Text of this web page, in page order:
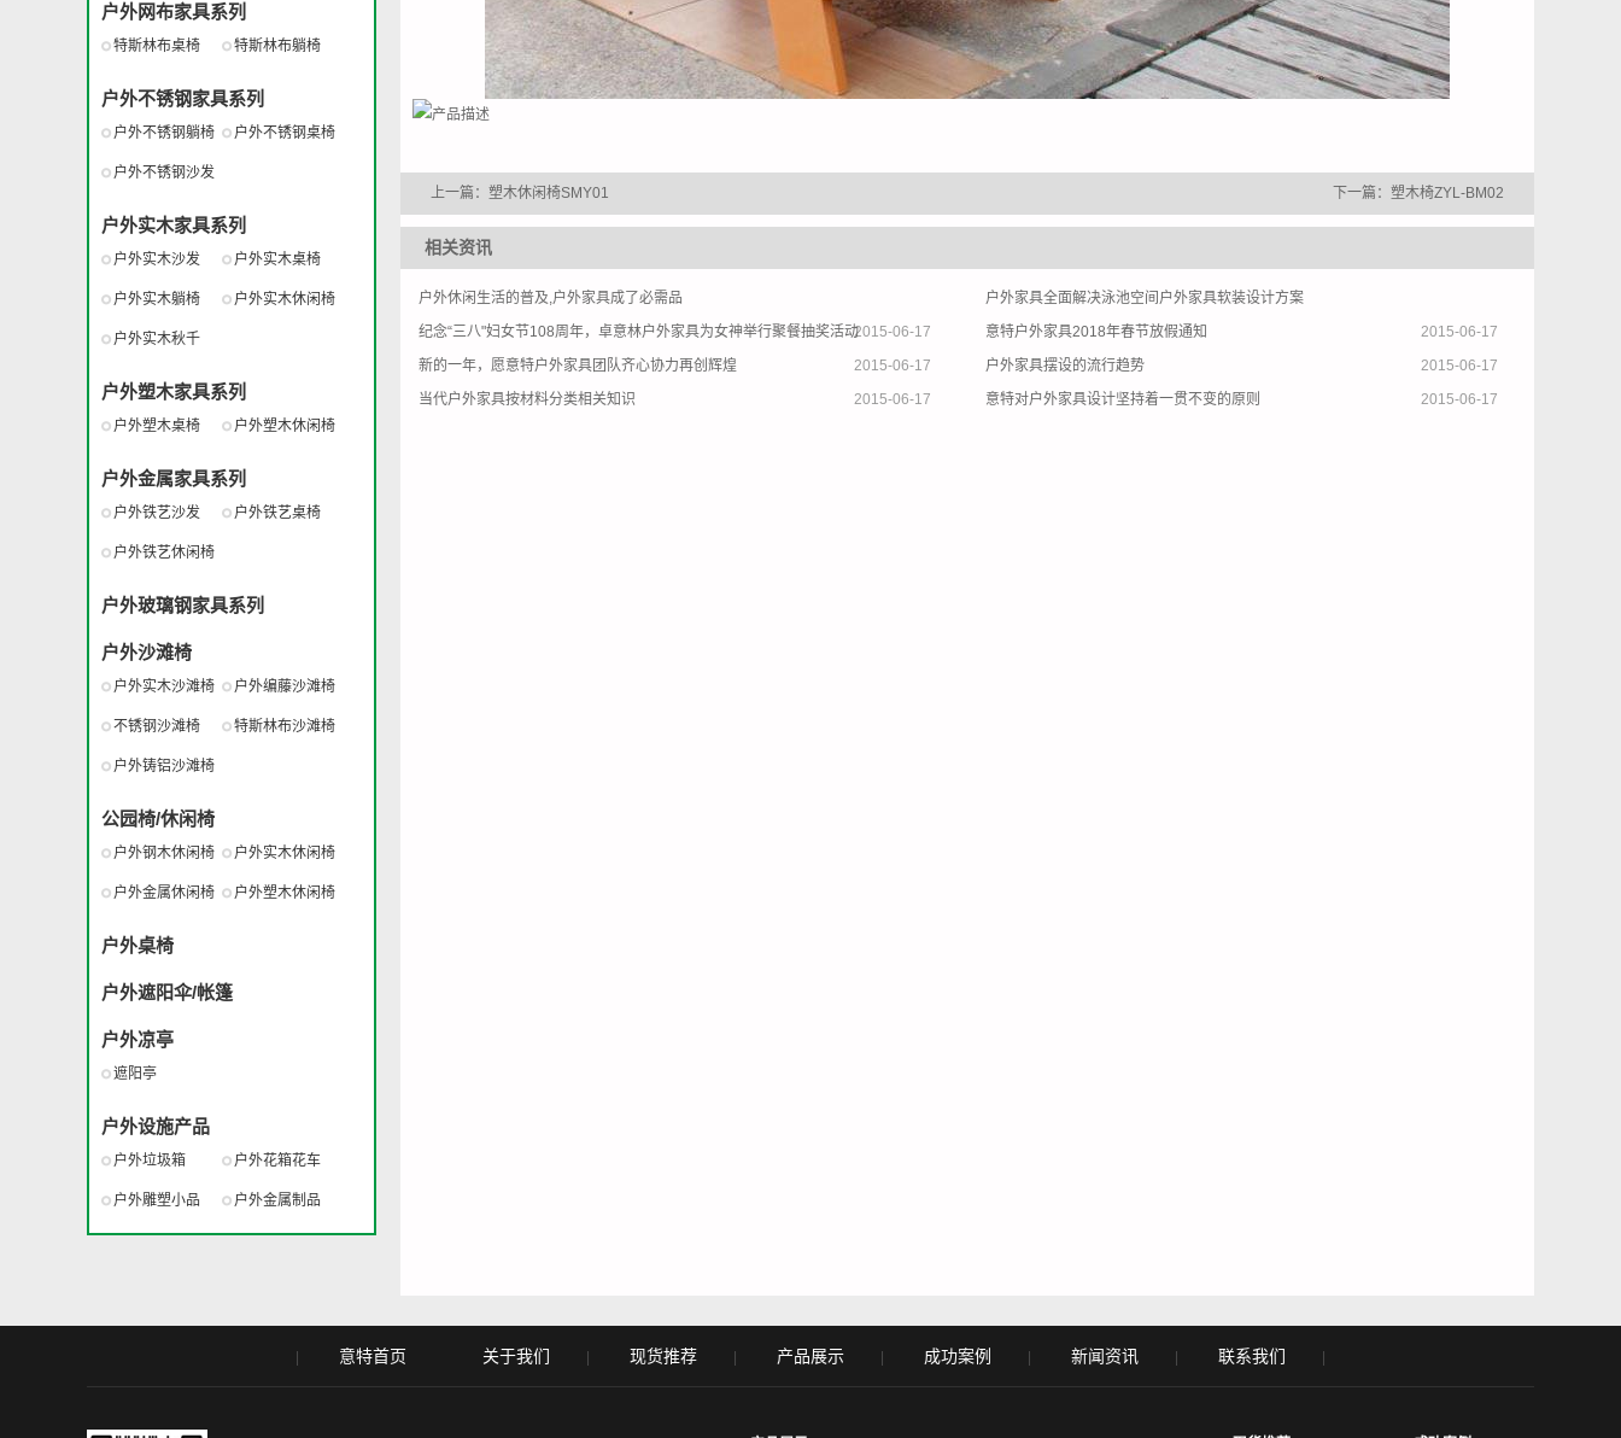
户外网布家具系列
特斯林布桌椅 特斯林布躺椅
户外不锈钢家具系列
户外不锈钢躺椅 户外不锈钢桌椅
户外不锈钢沙发
户外实木家具系列
户外实木沙发 户外实木桌椅
户外实木躺椅 户外实木休闲椅
户外实木秋千
户外塑木家具系列
户外塑木桌椅 户外塑木休闲椅
户外金属家具系列
户外铁艺沙发 户外铁艺桌椅
户外铁艺休闲椅
户外玻璃钢家具系列
户外沙滩椅
户外实木沙滩椅 户外编藤沙滩椅
不锈钢沙滩椅 特斯林布沙滩椅
户外铸铝沙滩椅
公园椅/休闲椅
户外钢木休闲椅 户外实木休闲椅
户外金属休闲椅 户外塑木休闲椅
户外桌椅
户外遮阳伞/帐篷
户外凉亭
遮阳亭
户外设施产品
户外垃圾箱 户外花箱花车
户外雕塑小品 户外金属制品
上一篇： 塑木休闲椅SMY01 下一篇： 塑木椅ZYL-BM02
相关资讯
户外休闲生活的普及,户外家具成了必需品
2015-06-17
户外家具全面解决泳池空间户外家具软装设计方案
2015-06-17
纪念“三八"妇女节108周年，卓意林户外家具为女神举行聚餐抽奖活动
2015-06-17
意特户外家具2018年春节放假通知
2015-06-17
新的一年，愿意特户外家具团队齐心协力再创辉煌
2015-06-17
户外家具摆设的流行趋势
2015-06-17
当代户外家具按材料分类相关知识
意特对户外家具设计坚持着一贯不变的原则
意特首页 关于我们 现货推荐 产品展示 成功案例 新闻资讯 联系我们